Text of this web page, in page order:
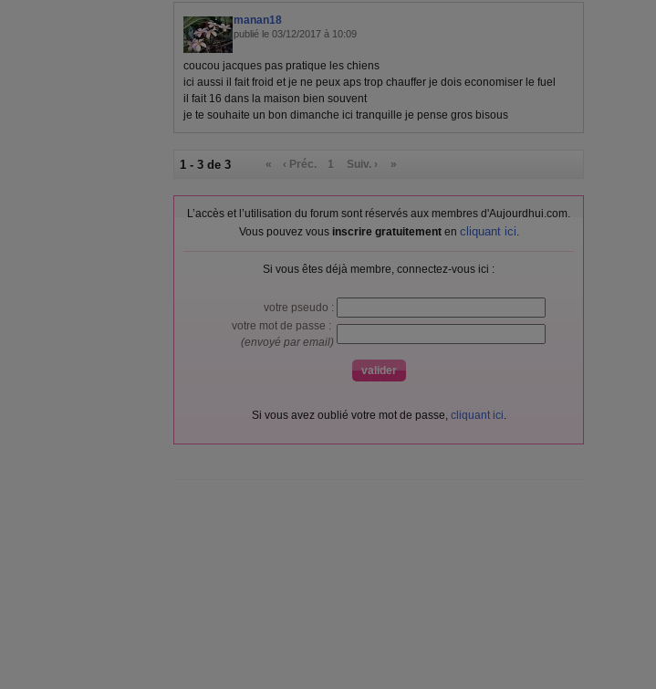
manan18
publié le 03/12/2017 à 10:09
coucou jacques pas pratique les chiens
ici aussi il fait froid et je ne peux aps trop chauffer je dois economiser le fuel
il fait 16 dans la maison bien souvent
je te souhaite un bon dimanche ici tranquille je pense gros bisous
1 - 3 de 3 « ‹ Préc. 1 Suiv. › »
L’accès et l’utilisation du forum sont réservés aux membres d'Aujourdhui.com.
Vous pouvez vous inscrire gratuitementen cliquant ici.
Si vous êtes déjà membre, connectez-vous ici :
votre pseudo :
votre mot de passe :
(envoyé par email)
Si vous avez oublié votre mot de passe, cliquant ici.